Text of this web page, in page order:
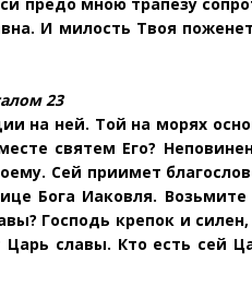
И милость Твоя
23
на ней. Той на морях
святем Его? Непо
Сей приимет благо
Бога Иаковля. Возьмите
Господь крепок и
Царь славы. Кто есть сей